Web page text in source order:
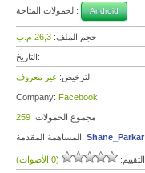
الحمولات المتاحة: Android
حجم الملف: 26,3 م.ب
التاريخ:
الترخيص: غير معروف
Company: Facebook
مجموع الحمولات: 259
المساهمة المقدمة: Shane_Parkar
التقييم: (0 الأصوات)